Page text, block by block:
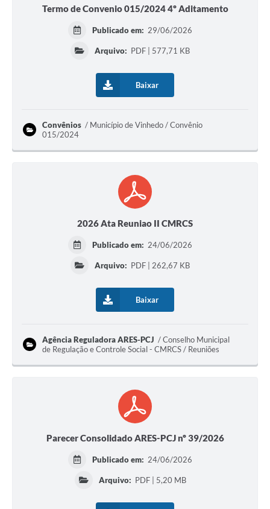
Termo de Convenio 015/2024 4º Aditamento
Publicado em: 29/06/2026
Arquivo: PDF | 577,71 KB
Baixar
Convênios
Município de Vinhedo / Convênio
015/2024
2026 Ata Reuniao II CMRCS
Publicado em: 24/06/2026
Arquivo: PDF | 262,67 KB
Baixar
Agência Reguladora ARES-PCJ
Conselho Municipal
de Regulação e Controle Social - CMRCS / Reuniões
Parecer Consolidado ARES-PCJ nº 39/2026
Publicado em: 24/06/2026
Arquivo: PDF | 5,20 MB